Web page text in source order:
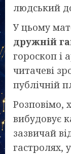
людський
У цьому
дружній
гороскоп і
читачеві
публічній
Розповімо,
вибудовує
зазвичай
гастролях,